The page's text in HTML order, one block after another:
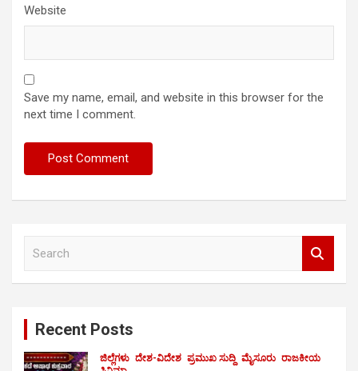
Website
Save my name, email, and website in this browser for the
next time I comment.
Recent Posts
ಜಿಲ್ಲೆಗಳು ದೇಶ-ವಿದೇಶ ಪ್ರಮುಖ ಸುದ್ದಿ ಮೈಸೂರು ರಾಜಕೀಯ